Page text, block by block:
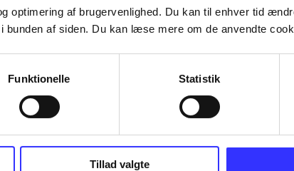
optimering af brugervenlighed. Du kan til enhver tid
bunden af siden. Du kan læse mere om de anvendte
Funktionelle Statistik
Tillad valgte